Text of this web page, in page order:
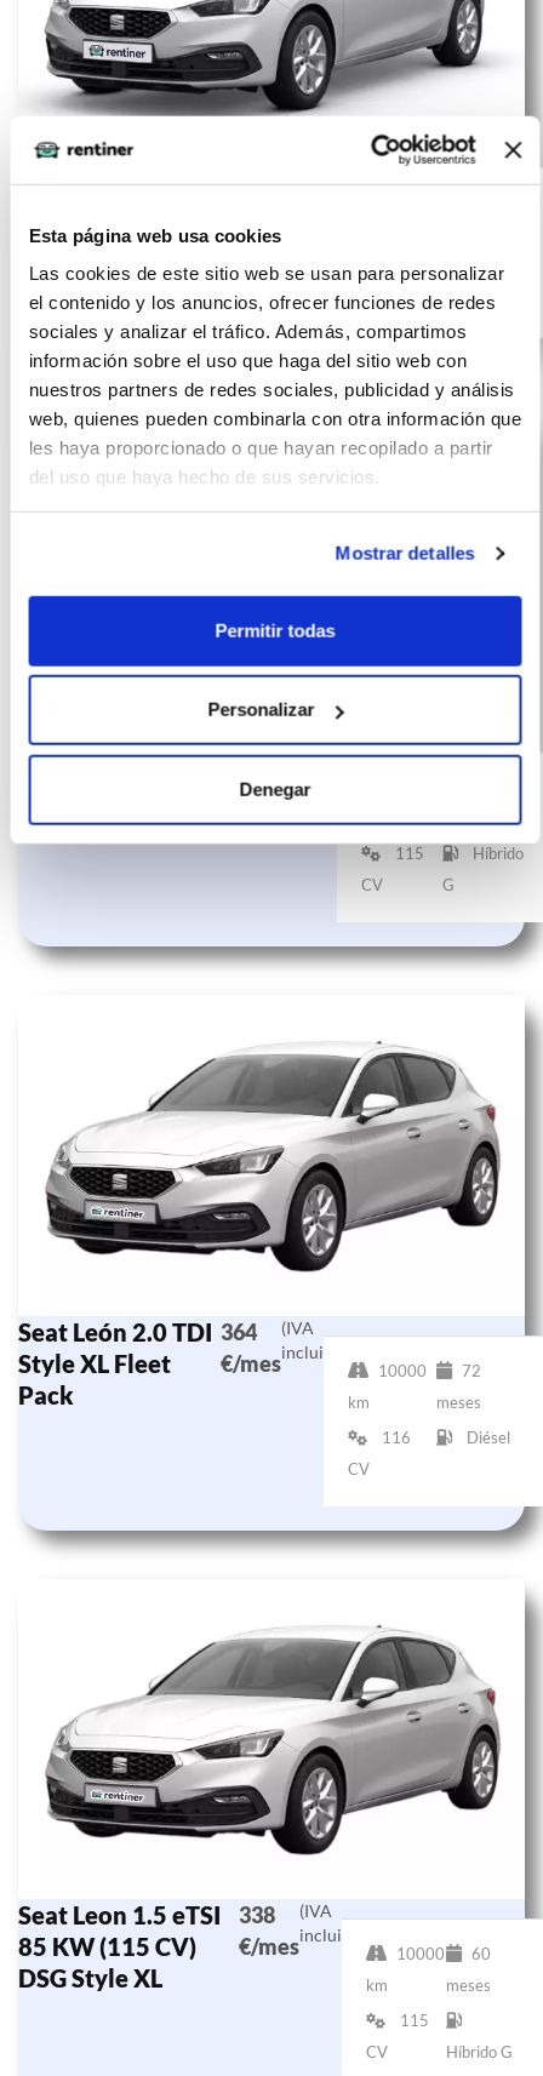
Esta página web usa cookies
Las cookies de este sitio web se usan para personalizar
el contenido y los anuncios, ofrecer funciones de redes
sociales y analizar el tráfico. Además, compartimos
información sobre el uso que haga del sitio web con
nuestros partners de redes sociales, publicidad y análisis
web, quienes pueden combinarla con otra información que
les haya proporcionado o que hayan recopilado a partir
del uso que haya hecho de sus servicios.
Mostrar detalles
Permitir todas
Personalizar
Denegar
SEAT Nuevo León 2.0
TDI 85kW Style XL
Fleet Pack
incluido)
115
CV
Diésel
SEAT León 1.5 eTSI 350
€/mes
(IVA
km
meses
115
CV
Híbrido
G
Seat León 2.0 TDI
Style XL Fleet
Pack
364
€/mes
(IVA
incluido)
10000
km
72
meses
116
CV
Diésel
Seat Leon 1.5 eTSI
85 KW (115 CV)
DSG Style XL
338
€/mes
(IVA
incluido)
10000
km
60
meses
115
CV
Híbrido G